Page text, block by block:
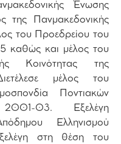
Ένωσης
της Πανμακεδονικής
του Προεδρείου του
καθώς και μέλος του
Κοινότητας της
μέλος του
Ποντιακών
03. Εξελέγη
Ελληνισμού
στη θέση του